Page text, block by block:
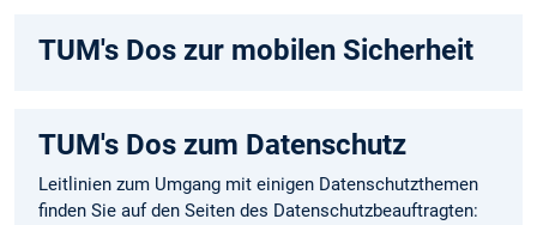
TUM's Dos zur mobilen Sicherheit
TUM's Dos zum Datenschutz
Leitlinien zum Umgang mit einigen Datenschutzthemen
finden Sie auf den Seiten des Datenschutzbeauftragten: